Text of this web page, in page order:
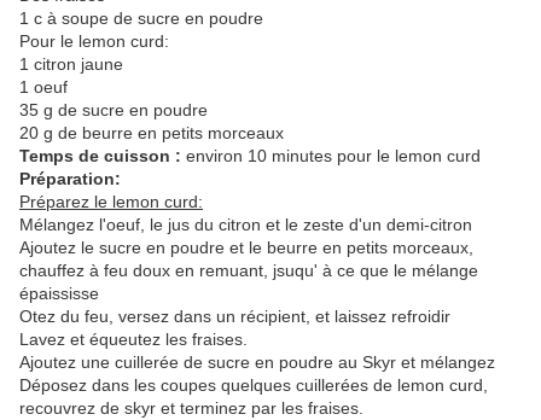
1 c à soupe de sucre en poudre
Pour le lemon curd:
1 citron jaune
1 oeuf
35 g de sucre en poudre
20 g de beurre en petits morceaux
Temps de cuisson : environ 10 minutes pour le lemon curd
Préparation:
Préparez le lemon curd:
Mélangez l'oeuf, le jus du citron et le zeste d'un demi-citron
Ajoutez le sucre en poudre et le beurre en petits morceaux,
chauffez à feu doux en remuant, jsuqu' à ce que le mélange
épaississe
Otez du feu, versez dans un récipient, et laissez refroidir
Lavez et équeutez les fraises.
Ajoutez une cuillerée de sucre en poudre au Skyr et mélangez
Déposez dans les coupes quelques cuillerées de lemon curd,
recouvrez de skyr et terminez par les fraises.